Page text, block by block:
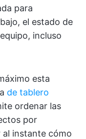
para
el estado de
incluso
esta
de tablero
ordenar las
por
al instante cómo